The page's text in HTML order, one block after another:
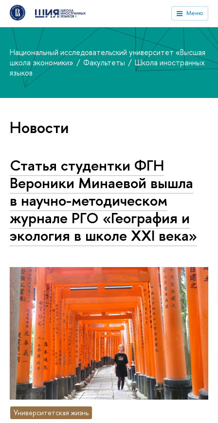
Меню
Национальный исследовательский университет «Высшая
школа экономики»
Факультеты
Школа иностранных
языков
Новости
Статья студентки ФГН
Вероники Минаевой вышла
в научно-методическом
журнале РГО «География и
экология в школе XXI века»
Университетская жизнь